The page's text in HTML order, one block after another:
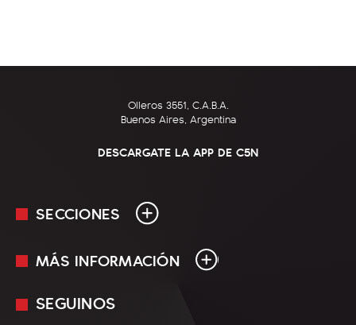
Olleros 3551, C.A.B.A.
Buenos Aires, Argentina
DESCARGATE LA APP DE C5N
SECCIONES
En Vivo
MÁS INFORMACIÓN
Mediakit
SEGUINOS